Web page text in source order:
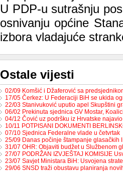
U PDP-u sutrašnju
osnivanju općine
izbora vladajuće
Ostale vijesti
02/09 Komšić i Džaferović sa
17/05 Čerkez: U Federaciji BiH se ukida
22/03 Stanivuković uputio apel Skupštini
06/02 Prekinuta sjednica GV Mostar,
04/12 Čović uz podršku iz Hrvatske
10/11 POTPISANI DOKUMENTI
07/10 Sjednica Federalne vlade u četvrtak
25/09 Danas počinje štampanje glasačkih
31/07 OHR: Objaviti budžet u Službenom
27/07 PODRŽAN IZVJEŠTAJ KOMISIJE
23/07 Savjet Ministara BiH: Usvojena
29/06 SNSD traži obustavu planiranja